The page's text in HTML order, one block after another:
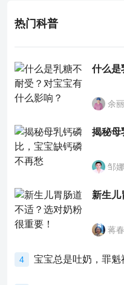
热门科普
余
揭秘母
邹娜
新生儿
蒋
4 宝宝总是吐奶，罪魁